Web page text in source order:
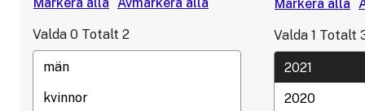
Valda 0 Totalt 2 Valda 1 Totalt